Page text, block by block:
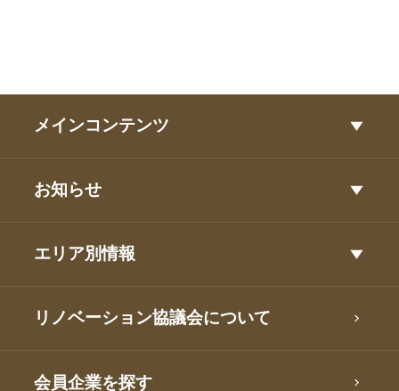
メインコンテンツ
お知らせ
エリア別情報
リノベーション協議会について
会員企業を探す